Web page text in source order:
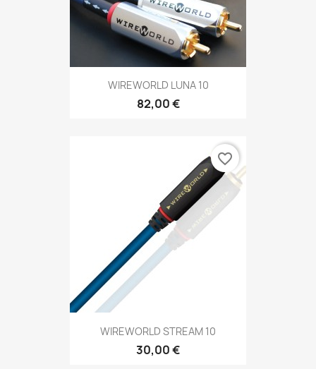
WIREWORLD LUNA 10
82,00 €
WIREWORLD STREAM 10
30,00 €
favorite_border